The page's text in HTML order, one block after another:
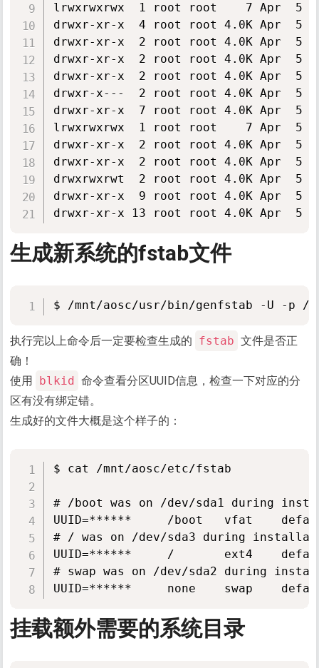
lrwxrwxrwx  1 root root    7 Apr  5
drwxr-xr-x  4 root root 4.0K Apr  5
drwxr-xr-x  2 root root 4.0K Apr  5
drwxr-xr-x  2 root root 4.0K Apr  5
drwxr-xr-x  2 root root 4.0K Apr  5
drwxr-x---  2 root root 4.0K Apr  5
drwxr-xr-x  7 root root 4.0K Apr  5
lrwxrwxrwx  1 root root    7 Apr  5
drwxr-xr-x  2 root root 4.0K Apr  5
drwxr-xr-x  2 root root 4.0K Apr  5
drwxrwxrwt  2 root root 4.0K Apr  5
drwxr-xr-x  9 root root 4.0K Apr  5
生成新系统的fstab文件
执行完以上命令后一定要检查生成的 fstab 文件是否正
确！
使用 blkid 命令查看分区UUID信息，检查一下对应的分
区有没有绑定错。
生成好的文件大概是这个样子的：
$ cat /mnt/aosc/etc/fstab
# /boot was on /dev/sda1 during
UUID=******     /boot   vfat
# / was on /dev/sda3 during
UUID=******     /       ext4
# swap was on /dev/sda2 during
挂载额外需要的系统目录